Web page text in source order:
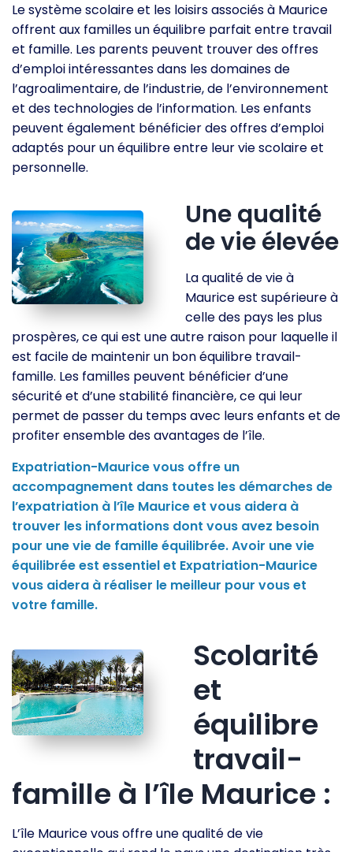
Le système scolaire et les loisirs associés à Maurice
offrent aux familles un équilibre parfait entre travail
et famille. Les parents peuvent trouver des offres
d’emploi intéressantes dans les domaines de
l’agroalimentaire, de l’industrie, de l’environnement
et des technologies de l’information. Les enfants
peuvent également bénéficier des offres d’emploi
adaptés pour un équilibre entre leur vie scolaire et
personnelle.
Une qualité
de vie élevée
La qualité de vie à
Maurice est supérieure à
celle des pays les plus
prospères, ce qui est une autre raison pour laquelle il
est facile de maintenir un bon équilibre travail-
famille. Les familles peuvent bénéficier d’une
sécurité et d’une stabilité financière, ce qui leur
permet de passer du temps avec leurs enfants et de
profiter ensemble des avantages de l’île.
Expatriation-Maurice vous offre un
accompagnement dans toutes les démarches de
l’expatriation à l’île Maurice et vous aidera à
trouver les informations dont vous avez besoin
pour une vie de famille équilibrée. Avoir une vie
équilibrée est essentiel et Expatriation-Maurice
vous aidera à réaliser le meilleur pour vous et
votre famille.
Scolarité
et
équilibre
travail-
famille à l’île Maurice :
L’île Maurice vous offre une qualité de vie